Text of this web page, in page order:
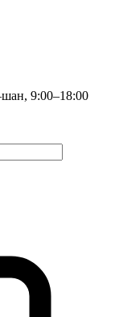
9:00–18:00